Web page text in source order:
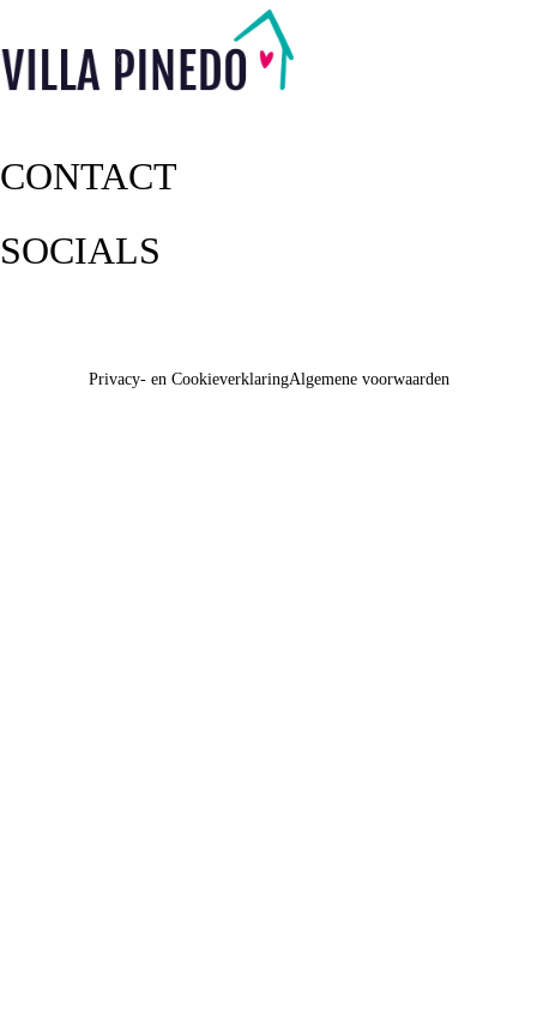
CONTACT
SOCIALS
Privacy- en CookieverklaringAlgemene voorwaarden